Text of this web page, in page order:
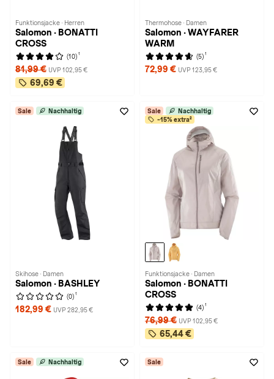
Funktionsjacke · Herren
Salomon · BONATTI
CROSS
(10) 1
81,99 € UVP 102,95 €
69,69 €
Thermohose · Damen
Salomon · WAYFARER
WARM
(5) 1
72,99 € UVP 123,95 €
Sale Nachhaltig
Skihose · Damen
Salomon · BASHLEY
(0) 1
182,99 € UVP 282,95 €
Sale
Nachhaltig
-15% extra²
Funktionsjacke · Damen
Salomon · BONATTI
CROSS
(4) 1
76,99 € UVP 102,95 €
65,44 €
Sale Nachhaltig Sale